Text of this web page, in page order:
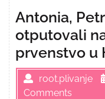
Antonia,
otputovali
prvenstvo u
root.plivanje
Comments